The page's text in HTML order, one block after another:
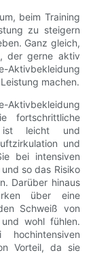
beim Training
zu steigern
Ganz gleich,
der gerne aktiv
Aktivbekleidung
machen.
Aktivbekleidung
fortschrittliche
ist leicht und
und
bei intensiven
so das Risiko
Darüber hinaus
über eine
Schweiß von
wohl fühlen.
Vorteil, da sie